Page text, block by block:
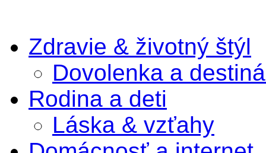
Zdravie & životný štýl
Dovolenka a
Rodina a deti
Láska & vzťahy